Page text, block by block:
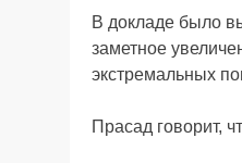
В докладе было
заметное
экстремальных
Прасад говорит,